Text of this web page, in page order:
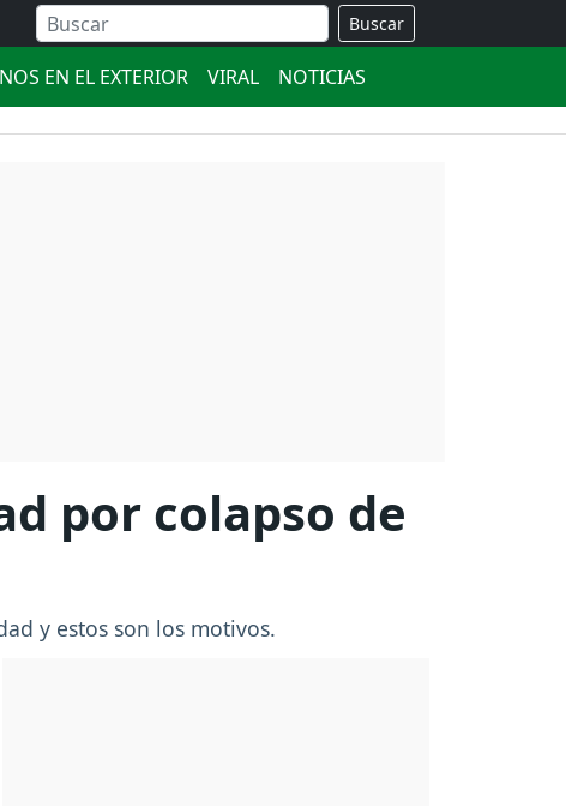
Buscar
EN EL EXTERIOR VIRAL NOTICIAS
por colapso de
y estos son los motivos.